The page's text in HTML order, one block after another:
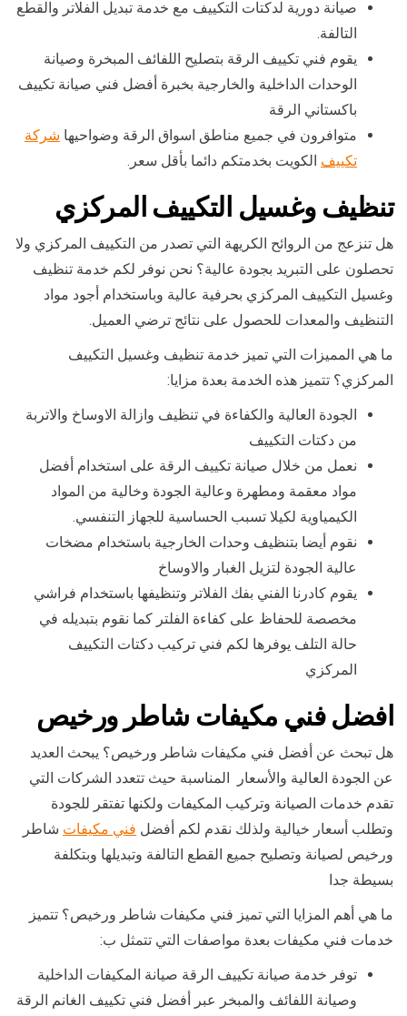
صيانة دورية لدكتات التكييف مع خدمة تبديل الفلاتر والقطع
التالفة.
يقوم فني تكييف الرقة بتصليح اللفائف المبخرة وصيانة
الوحدات الداخلية والخارجية بخبرة أفضل فني صيانة تكييف
باكستاني الرقة
متوافرون في جميع مناطق اسواق الرقة وضواحيها شركة
تكييف الكويت بخدمتكم دائما بأقل سعر.
تنظيف وغسيل التكييف المركزي
هل تنزعج من الروائح الكريهة التي تصدر من التكييف المركزي ولا
تحصلون على التبريد بجودة عالية؟ نحن نوفر لكم خدمة تنظيف
وغسيل التكييف المركزي بحرفية عالية وباستخدام أجود مواد
التنظيف والمعدات للحصول على نتائج ترضي العميل.
ما هي المميزات التي تميز خدمة تنظيف وغسيل التكييف
المركزي؟ تتميز هذه الخدمة بعدة مزايا:
الجودة العالية والكفاءة في تنظيف وازالة الاوساخ والاتربة
من دكتات التكييف
نعمل من خلال صيانة تكييف الرقة على استخدام أفضل
مواد معقمة ومطهرة وعالية الجودة وخالية من المواد
الكيمياوية لكيلا تسبب الحساسية للجهاز التنفسي.
نقوم أيضا بتنظيف وحدات الخارجية باستخدام مضخات
عالية الجودة لتزيل الغبار والاوساخ
يقوم كادرنا الفني بفك الفلاتر وتنظيفها باستخدام فراشي
مخصصة للحفاظ على كفاءة الفلتر كما نقوم بتبديله في
حالة التلف يوفرها لكم فني تركيب دكتات التكييف
المركزي
افضل فني مكيفات شاطر ورخيص
هل تبحث عن أفضل فني مكيفات شاطر ورخيص؟ يبحث العديد
عن الجودة العالية والأسعار المناسبة حيث تتعدد الشركات التي
تقدم خدمات الصيانة وتركيب المكيفات ولكنها تفتقر للجودة
وتطلب أسعار خيالية ولذلك نقدم لكم أفضل فني مكيفات شاطر
ورخيص لصيانة وتصليح جميع القطع التالفة وتبديلها وبتكلفة
بسيطة جدا
ما هي أهم المزايا التي تميز فني مكيفات شاطر ورخيص؟ تتميز
خدمات فني مكيفات بعدة مواصفات التي تتمثل ب:
توفر خدمة صيانة تكييف الرقة صيانة المكيفات الداخلية
وصيانة اللفائف والمبخر عبر أفضل فني تكييف الغانم الرقة